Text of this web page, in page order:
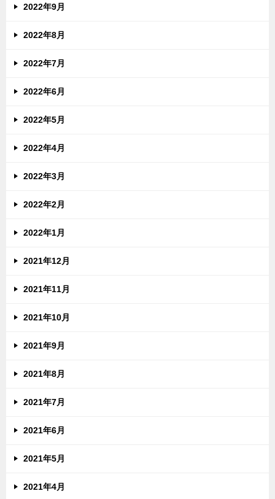
2022年9月
2022年8月
2022年7月
2022年6月
2022年5月
2022年4月
2022年3月
2022年2月
2022年1月
2021年12月
2021年11月
2021年10月
2021年9月
2021年8月
2021年7月
2021年6月
2021年5月
2021年4月